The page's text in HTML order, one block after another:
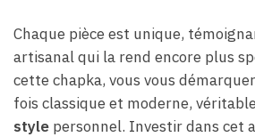
Chaque pièce est unique,
artisanal qui la rend encore plus
cette chapka, vous vous
fois classique et moderne,
style personnel. Investir dans cet